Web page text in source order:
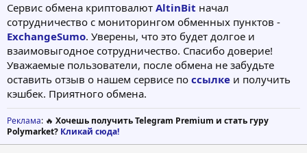
Сервис обмена криптовалют AltinBit начал
сотрудничество с мониторингом обменных пунктов -
ExchangeSumo. Уверены, что это будет долгое и
взаимовыгодное сотрудничество. Спасибо доверие!
Уважаемые пользователи, после обмена не забудьте
оставить отзыв о нашем сервисе по ссылке и получить
кэшбек. Приятного обмена.
Реклама: 🔥 Хочешь получить Telegram Premium и стать гуру
Polymarket? Кликай сюда!